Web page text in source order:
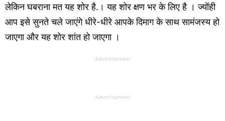
लेकिन घबराना मत यह शोर है.। यह शोर क्षण भर के लिए है । ज्योंही
आप इसे सुनते चले जाएंगे धीरे-धीरे आपके दिमाग के साथ सामंजस्य हो
जाएगा और यह शोर शांत हो जाएगा ।
Advertisement
Advertisement